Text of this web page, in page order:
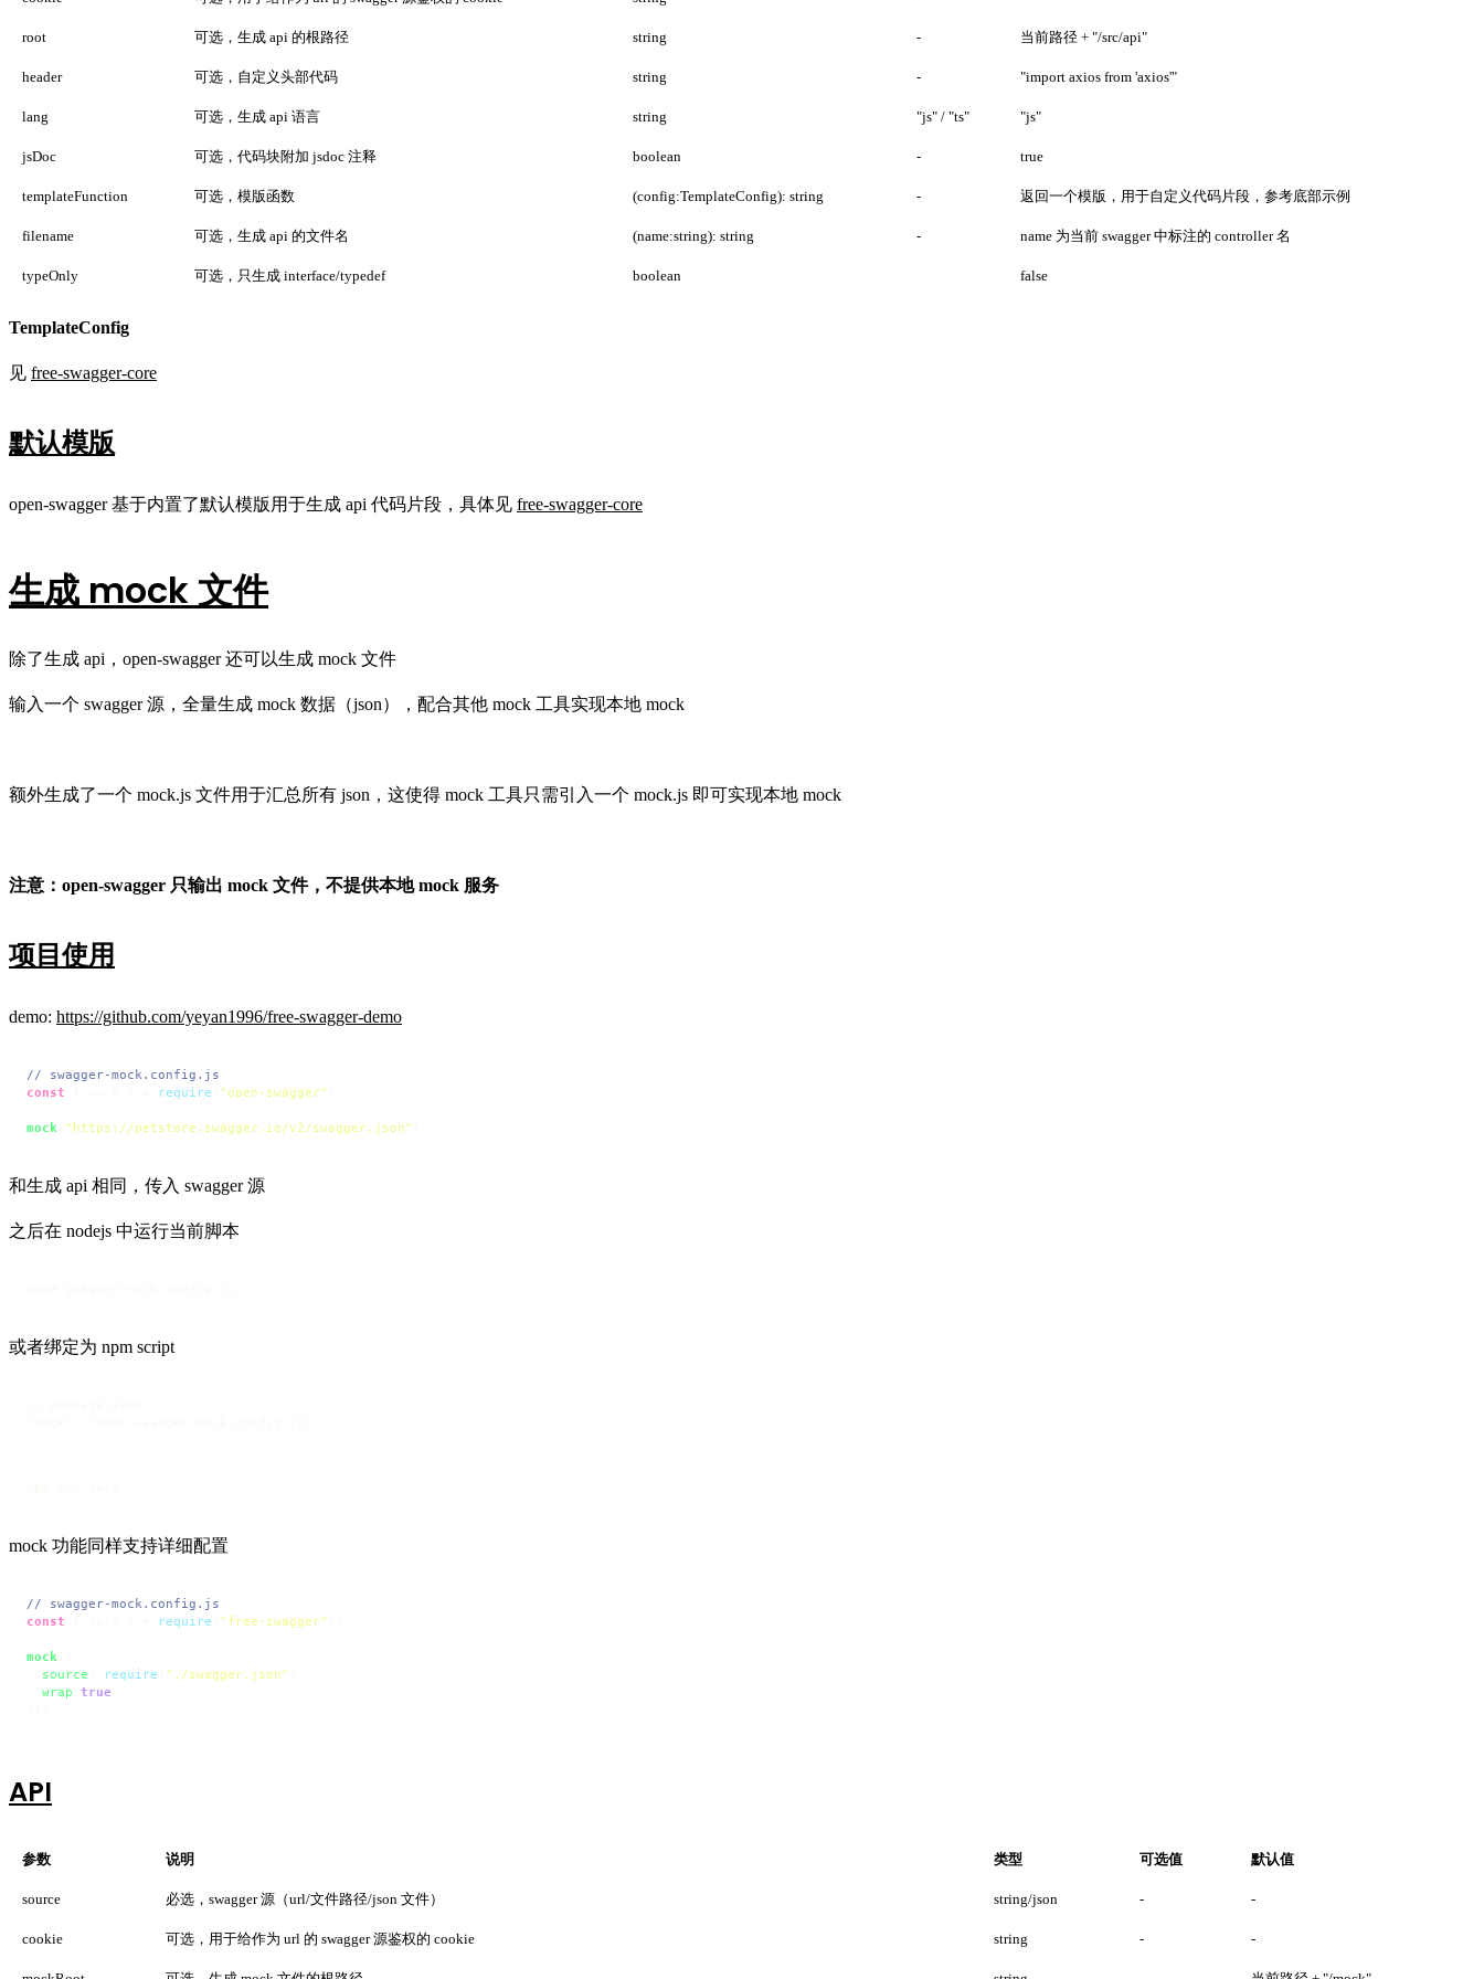
root 可选，生成 api 的根路径 string - 当前路径 + "/src/api"
header 可选，自定义头部代码 string - "import axios from 'axios'"
lang 可选，生成 api 语言 string "js" / "ts" "js"
jsDoc 可选，代码块附加 jsdoc 注释 boolean - true
templateFunction 可选，模版函数 (config:TemplateConfig): string - 返回一个模版，用于自定义代码片段，参考底部示例
filename 可选，生成 api 的文件名 (name:string): string - name 为当前 swagger 中标注的 controller 名
typeOnly 可选，只生成 interface/typedef boolean false
TemplateConfig
见 free-swagger-core
默认模版
open-swagger 基于内置了默认模版用于生成 api 代码片段，具体见 free-swagger-core
生成 mock 文件
除了生成 api，open-swagger 还可以生成 mock 文件
输入一个 swagger 源，全量生成 mock 数据（json），配合其他 mock 工具实现本地 mock
额外生成了一个 mock.js 文件用于汇总所有 json，这使得 mock 工具只需引入一个 mock.js 即可实现本地 mock
注意：open-swagger 只输出 mock 文件，不提供本地 mock 服务
项目使用
demo: https://github.com/yeyan1996/free-swagger-demo
// swagger-mock.config.js
const
require "open-swagger"
mock "https://petstore.swagger.io/v2/swagger.json"
和生成 api 相同，传入 swagger 源
之后在 nodejs 中运行当前脚本
或者绑定为 npm script
mock 功能同样支持详细配置
// swagger-mock.config.js
const
require "free-swagger"
mock
source
require "./swagger.json"
wrap
true
API
参数 说明 类型 可选值 默认值
source 必选，swagger 源（url/文件路径/json 文件） string/json - -
cookie 可选，用于给作为 url 的 swagger 源鉴权的 cookie string - -